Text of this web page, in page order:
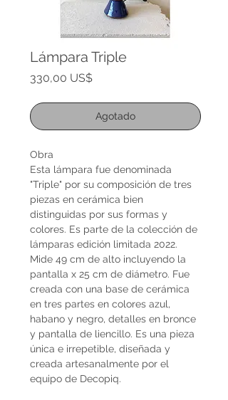
Lámpara Triple
330,00 US$Precio
Agotado
Obra
Esta lámpara fue denominada
"Triple" por su composición de tres
piezas en cerámica bien
distinguidas por sus formas y
colores. Es parte de la colección de
lámparas edición limitada 2022.
Mide 49 cm de alto incluyendo la
pantalla x 25 cm de diámetro. Fue
creada con una base de cerámica
en tres partes en colores azul,
habano y negro, detalles en bronce
y pantalla de liencillo. Es una pieza
única e irrepetible, diseñada y
creada artesanalmente por el
equipo de Decopiq.